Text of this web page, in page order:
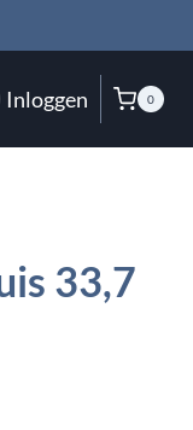
Inloggen 0
33,7